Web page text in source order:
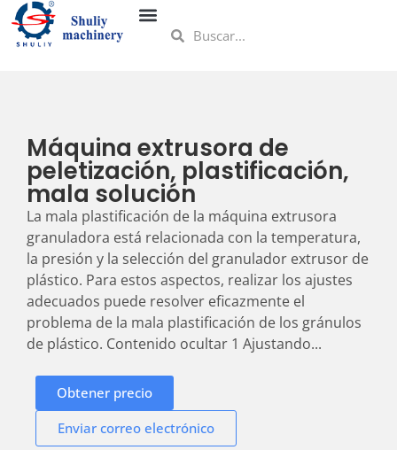
Máquina extrusora de
peletización, plastificación,
mala solución
La mala plastificación de la máquina extrusora
granuladora está relacionada con la temperatura,
la presión y la selección del granulador extrusor de
plástico. Para estos aspectos, realizar los ajustes
adecuados puede resolver eficazmente el
problema de la mala plastificación de los gránulos
de plástico. Contenido ocultar 1 Ajustando...
Obtener precio
Enviar correo electrónico